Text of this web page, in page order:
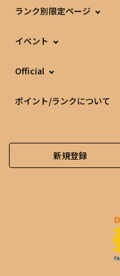
ランク別限定ページ
イベント
Official
ポイント/ランクについて
新規登録